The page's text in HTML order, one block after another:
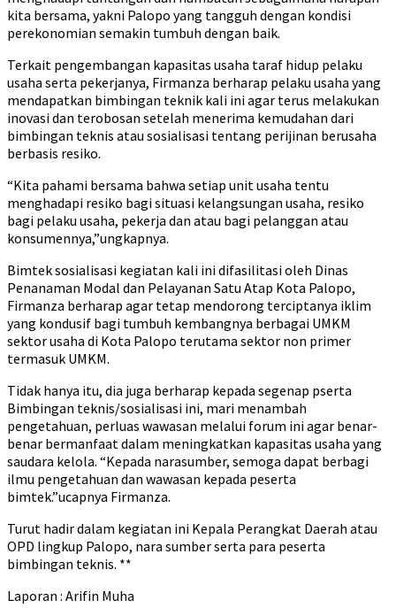
kita bersama, yakni Palopo yang tangguh dengan kondisi
perekonomian semakin tumbuh dengan baik.
Terkait pengembangan kapasitas usaha taraf hidup pelaku
usaha serta pekerjanya, Firmanza berharap pelaku usaha yang
mendapatkan bimbingan teknik kali ini agar terus melakukan
inovasi dan terobosan setelah menerima kemudahan dari
bimbingan teknis atau sosialisasi tentang perijinan berusaha
berbasis resiko.
“Kita pahami bersama bahwa setiap unit usaha tentu
menghadapi resiko bagi situasi kelangsungan usaha, resiko
bagi pelaku usaha, pekerja dan atau bagi pelanggan atau
konsumennya,”ungkapnya.
Bimtek sosialisasi kegiatan kali ini difasilitasi oleh Dinas
Penanaman Modal dan Pelayanan Satu Atap Kota Palopo,
Firmanza berharap agar tetap mendorong terciptanya iklim
yang kondusif bagi tumbuh kembangnya berbagai UMKM
sektor usaha di Kota Palopo terutama sektor non primer
termasuk UMKM.
Tidak hanya itu, dia juga berharap kepada segenap pserta
Bimbingan teknis/sosialisasi ini, mari menambah
pengetahuan, perluas wawasan melalui forum ini agar benar-
benar bermanfaat dalam meningkatkan kapasitas usaha yang
saudara kelola. “Kepada narasumber, semoga dapat berbagi
ilmu pengetahuan dan wawasan kepada peserta
bimtek.”ucapnya Firmanza.
Turut hadir dalam kegiatan ini Kepala Perangkat Daerah atau
OPD lingkup Palopo, nara sumber serta para peserta
bimbingan teknis. **
Laporan : Arifin Muha